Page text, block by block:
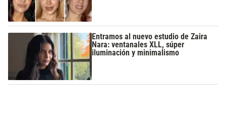
Entramos al nuevo estudio de Zaira
Nara: ventanales XLL, súper
iluminación y minimalismo